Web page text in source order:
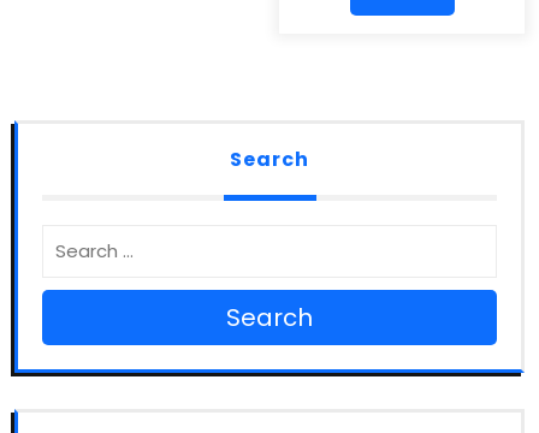
Search
Search